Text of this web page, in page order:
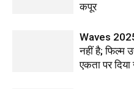
कपूर
Waves
नहीं है; फिल्म
एकता पर दिया